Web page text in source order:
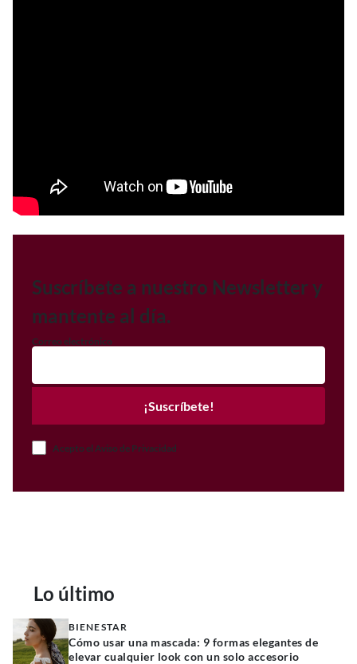
Suscríbete a nuestro Newsletter y
mantente al día.
Correo electrónico
¡Suscríbete!
Acepto el Aviso de Privacidad
Lo último
BIENESTAR
Cómo usar una mascada: 9 formas elegantes de
elevar cualquier look con un solo accesorio